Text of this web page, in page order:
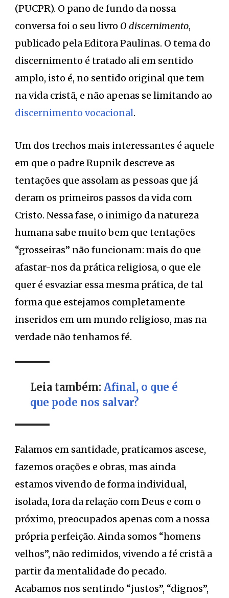
(PUCPR). O pano de fundo da nossa
conversa foi o seu livro O discernimento,
publicado pela Editora Paulinas. O tema do
discernimento é tratado ali em sentido
amplo, isto é, no sentido original que tem
na vida cristã, e não apenas se limitando ao
discernimento vocacional.
Um dos trechos mais interessantes é aquele
em que o padre Rupnik descreve as
tentações que assolam as pessoas que já
deram os primeiros passos da vida com
Cristo. Nessa fase, o inimigo da natureza
humana sabe muito bem que tentações
“grosseiras” não funcionam: mais do que
afastar-nos da prática religiosa, o que ele
quer é esvaziar essa mesma prática, de tal
forma que estejamos completamente
inseridos em um mundo religioso, mas na
verdade não tenhamos fé.
Leia também: Afinal, o que é
que pode nos salvar?
Falamos em santidade, praticamos ascese,
fazemos orações e obras, mas ainda
estamos vivendo de forma individual,
isolada, fora da relação com Deus e com o
próximo, preocupados apenas com a nossa
própria perfeição. Ainda somos “homens
velhos”, não redimidos, vivendo a fé cristã a
partir da mentalidade do pecado.
Acabamos nos sentindo “justos”, “dignos”,